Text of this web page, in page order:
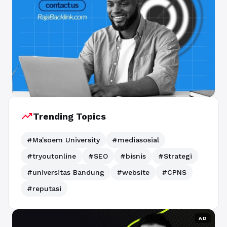
trending_upTrending Topics
#Ma'soem University
#mediasosial
#tryoutonline
#SEO #bisnis
#Strategi
#universitas Bandung
#website
#CPNS
#reputasi
AD